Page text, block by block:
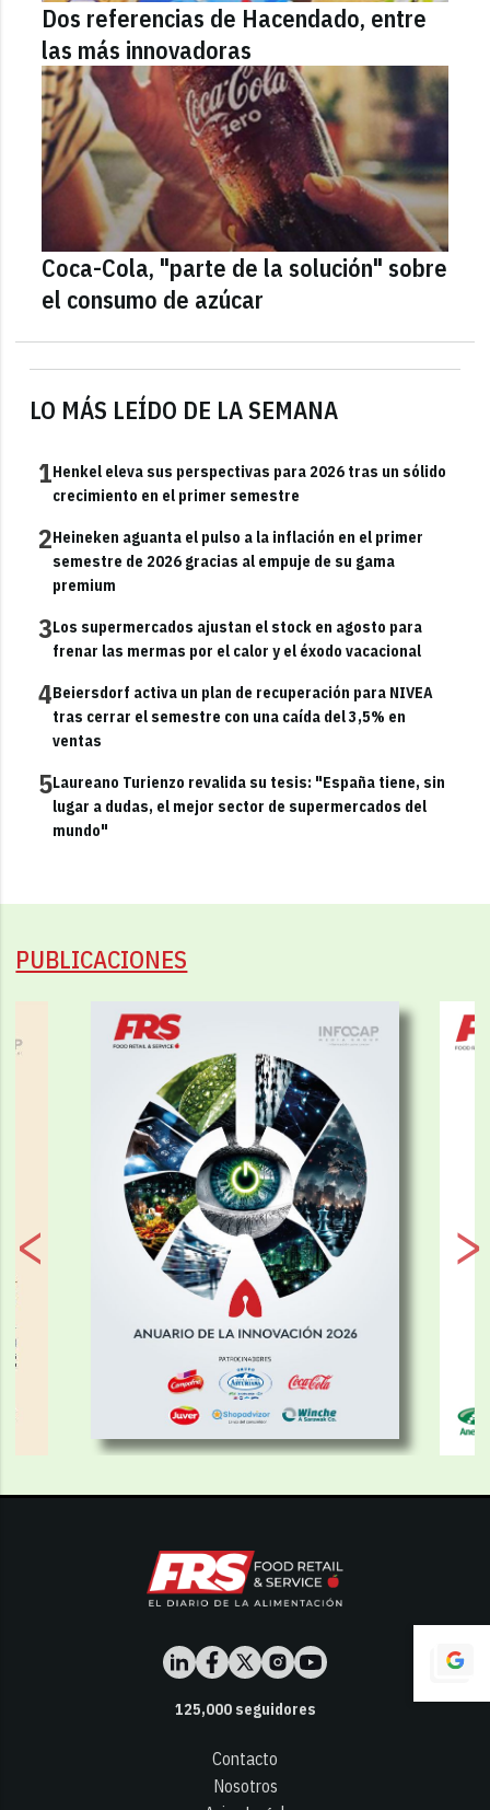
LO MÁS LEÍDO DE LA SEMANA
1Henkel eleva sus perspectivas para 2026 tras un sólido
crecimiento en el primer semestre
2Heineken aguanta el pulso a la inflación en el primer
semestre de 2026 gracias al empuje de su gama
premium
3Los supermercados ajustan el stock en agosto para
frenar las mermas por el calor y el éxodo vacacional
4Beiersdorf activa un plan de recuperación para NIVEA
tras cerrar el semestre con una caída del 3,5% en
ventas
5Laureano Turienzo revalida su tesis: "España tiene, sin
lugar a dudas, el mejor sector de supermercados del
mundo"
Dos referencias de Hacendado, entre
las más innovadoras
Coca-Cola, "parte de la solución" sobre
el consumo de azúcar
PUBLICACIONES
125,000seguidores
Contacto
Nosotros